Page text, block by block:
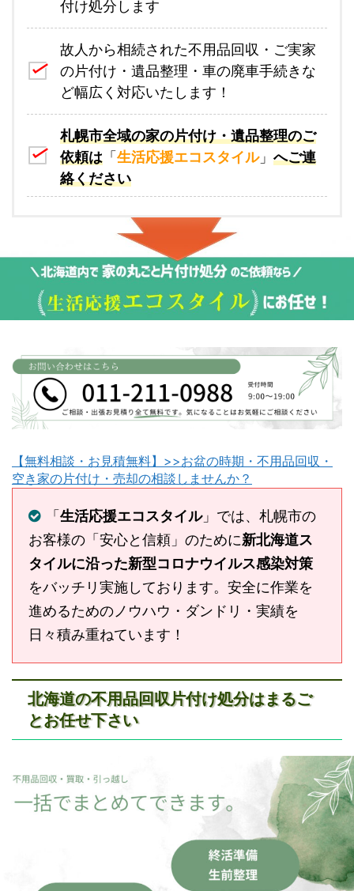
付け処分します
故人から相続された不用品回収・ご実家
の片付け・遺品整理・車の廃車手続きな
ど幅広く対応いたします！
札幌市全域の家の片付け・遺品整理のご
依頼は 「 生活応援エコスタイル」 へご連
絡ください
【無料相談・お見積無料】>>お盆の時期・不用品回収・
空き家の片付け・売却の相談しませんか？
「 生活応援エコスタイル」では、札幌市の
お客様の「安心と信頼」のために新北海道ス
タイルに沿った新型コロナウイルス感染対策
をバッチリ実施しております。安全に作業を
進めるためのノウハウ・ダンドリ・実績を
日々積み重ねています！
北海道の不用品回収片付け処分はまるご
とお任せ下さい